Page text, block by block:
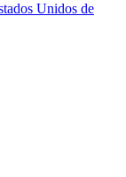
Unidos de